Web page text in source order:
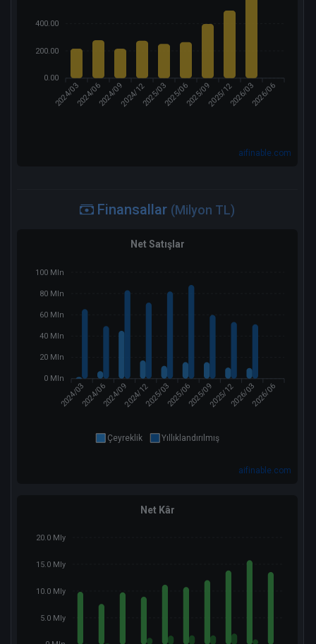
400.00
200.00
0.00
2024/032024/062024/092024/122025/032025/062025/092025/122026/032026/06
aifinable.com
Finansallar (Milyon TL)
Net Satışlar
100 Mln
80 Mln
60 Mln
40 Mln
20 Mln
0 Mln
2024/032024/062024/092024/122025/032025/062025/092025/122026/032026/06
Çeyreklik Yıllıklandırılmış
aifinable.com
Net Kâr
20.0 Mly
15.0 Mly
10.0 Mly
5.0 Mly